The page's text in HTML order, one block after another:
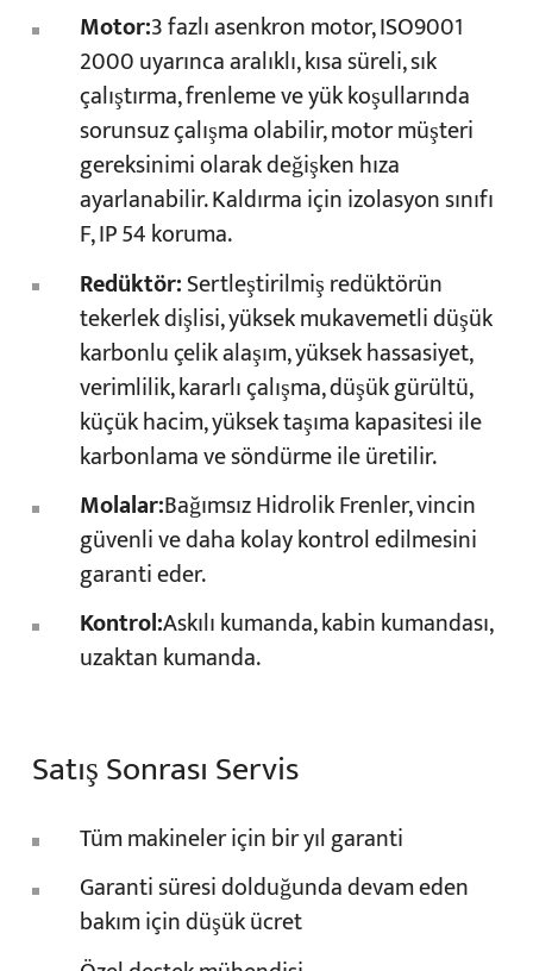
Motor:3 fazlı asenkron motor, ISO9001
2000 uyarınca aralıklı, kısa süreli, sık
çalıştırma, frenleme ve yük koşullarında
sorunsuz çalışma olabilir, motor müşteri
gereksinimi olarak değişken hıza
ayarlanabilir. Kaldırma için izolasyon sınıfı
F, IP 54 koruma.
Redüktör:Sertleştirilmiş redüktörün
tekerlek dişlisi, yüksek mukavemetli düşük
karbonlu çelik alaşım, yüksek hassasiyet,
verimlilik, kararlı çalışma, düşük gürültü,
küçük hacim, yüksek taşıma kapasitesi ile
karbonlama ve söndürme ile üretilir.
Molalar:Bağımsız Hidrolik Frenler, vincin
güvenli ve daha kolay kontrol edilmesini
garanti eder.
Kontrol:Askılı kumanda, kabin kumandası,
uzaktan kumanda.
Satış Sonrası Servis
Tüm makineler için bir yıl garanti
Garanti süresi dolduğunda devam eden
bakım için düşük ücret